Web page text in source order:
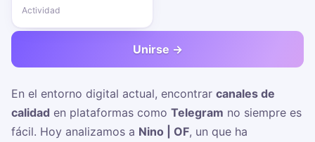
Actividad
Unirse →
En el entorno digital actual, encontrar canales de
calidad en plataformas como Telegram no siempre es
fácil. Hoy analizamos a Nino | OF, un que ha